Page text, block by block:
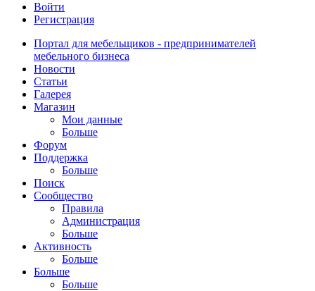
Войти
Регистрация
Портал для мебельщиков - предпринимателей
мебельного бизнеса
Новости
Статьи
Галерея
Магазин
Мои данные
Больше
Форум
Поддержка
Больше
Поиск
Сообщество
Правила
Администрация
Больше
Активность
Больше
Больше
Больше